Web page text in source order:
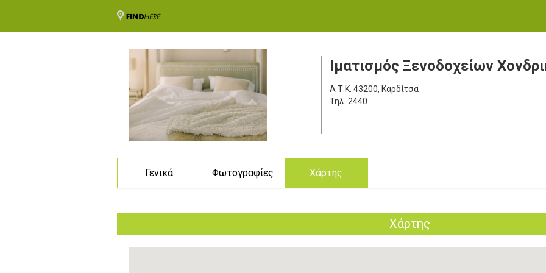
Ιματισμός Ξενοδοχείων
Α Τ.Κ. 43200, Καρδίτσα
Τηλ. 2440
Γενικά Φωτογραφίες Χάρτης
Χάρτης